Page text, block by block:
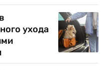
ухода